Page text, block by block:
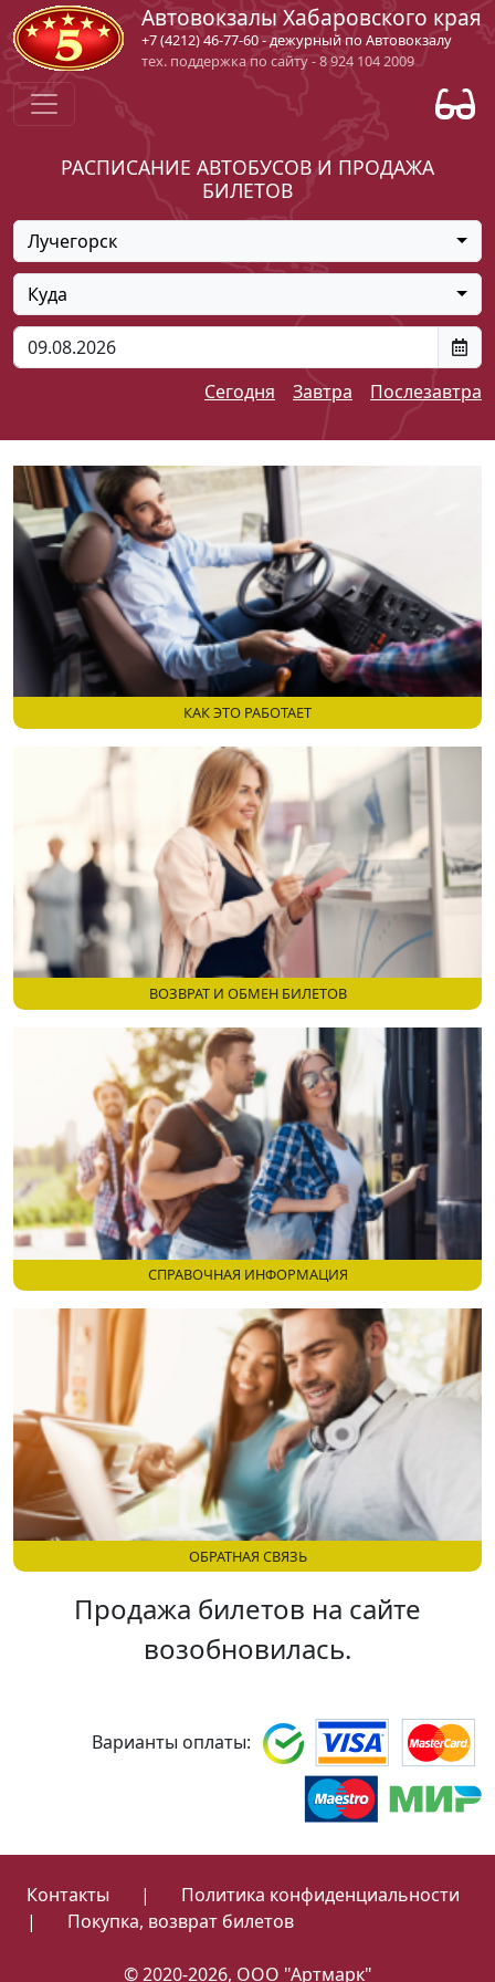
Автовокзалы Хабаровского края
+7 (4212) 46-77-60 - дежурный по Автовокзалу
тех. поддержка по сайту - 8 924 104 2009
РАСПИСАНИЕ АВТОБУСОВ И ПРОДАЖА
БИЛЕТОВ
Лучегорск
Куда
Сегодня Завтра Послезавтра
КАК ЭТО РАБОТАЕТ
ВОЗВРАТ И ОБМЕН БИЛЕТОВ
СПРАВОЧНАЯ ИНФОРМАЦИЯ
ОБРАТНАЯ СВЯЗЬ
Продажа билетов на сайте
возобновилась.
Варианты оплаты:
Контакты |
Политика конфиденциальности
|
Покупка, возврат билетов
© 2020-2026, ООО "Артмарк"